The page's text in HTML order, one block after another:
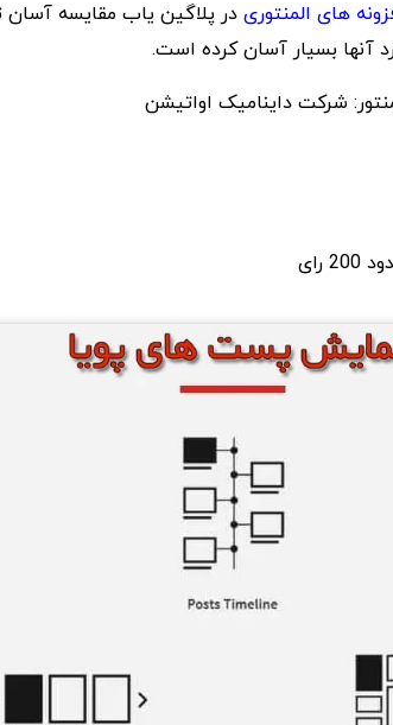
های المنتوری در پلاگین یاب مقایسه آسان
آنها بسیار آسان کرده است.
شرکت داینامیک اواتیشن